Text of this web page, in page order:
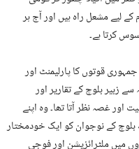
لیے مشعل راہ ہیں اور آج ہر
کرتا ہے۔
قوتوں کا پارلیمنٹ اور
زبیر بلوچ کے تقاریر اور
اور غصہ نظر آتا تھا۔ وہ اپنے
کے نوجوان کو ایک خودمختار
میں ملٹرائزیشن اور فوجی